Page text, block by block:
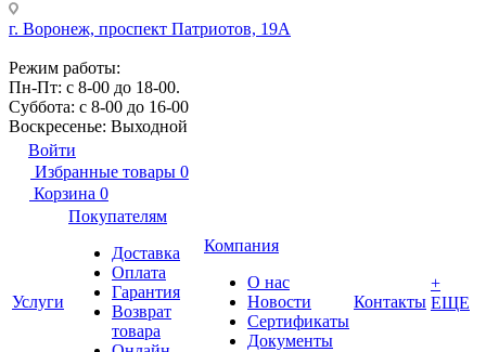
г. Воронеж, проспект Патриотов, 19А
Режим работы:
Пн-Пт: с 8-00 до 18-00.
Суббота: с 8-00 до 16-00
Воскресенье: Выходной
Войти
Избранные товары 0
Корзина 0
Услуги
Покупателям
Доставка
Оплата
Гарантия
Возврат
товара
Компания
О нас
Новости
Сертификаты
Документы
Контакты
+
ЕЩЕ